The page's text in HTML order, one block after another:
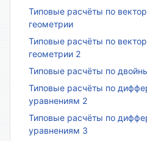
Типовые расчёты по
геометрии
Типовые расчёты по
геометрии 2
Типовые расчёты по
Типовые расчёты по
уравнениям 2
Типовые расчёты по
уравнениям 3